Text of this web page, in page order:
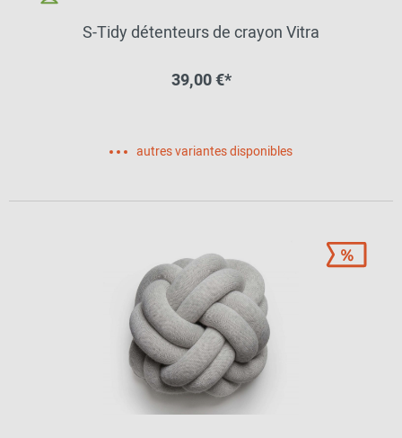
S-Tidy détenteurs de crayon Vitra
39,00 €*
autres variantes disponibles